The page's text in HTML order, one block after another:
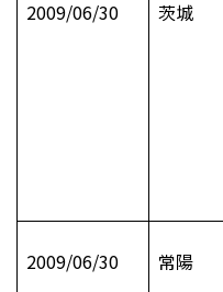
2009/06/30 茨城
2009/06/30 常陽